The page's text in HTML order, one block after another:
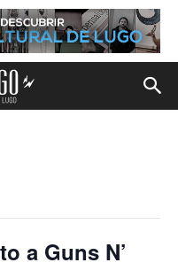
a Guns N’